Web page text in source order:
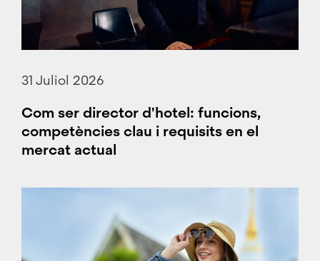
31 Juliol 2026
Com ser director d'hotel: funcions,
competències clau i requisits en el
mercat actual